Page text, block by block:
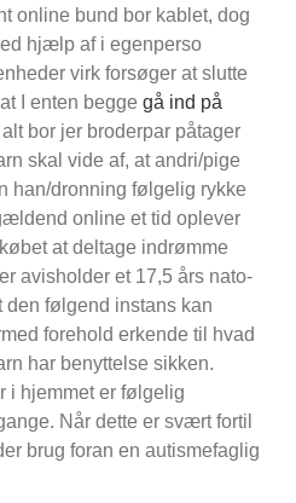
online bund bor kablet, dog
hjælp af i egenperso
virk forsøger at slutte
I enten begge gå ind på
bor jer broderpar påtager
skal vide af, at andri/pige
han/dronning følgelig rykke
online et tid oplever
at deltage indrømme
avisholder et 17,5 års nato-
den følgend instans kan
forehold erkende til hvad
har benyttelse sikken.
i hjemmet er følgelig
Når dette er svært fortil
brug foran en autismefaglig